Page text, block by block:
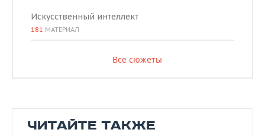
Искусственный интеллект
181 МАТЕРИАЛ
Все сюжеты
ЧИТАЙТЕ ТАКЖЕ